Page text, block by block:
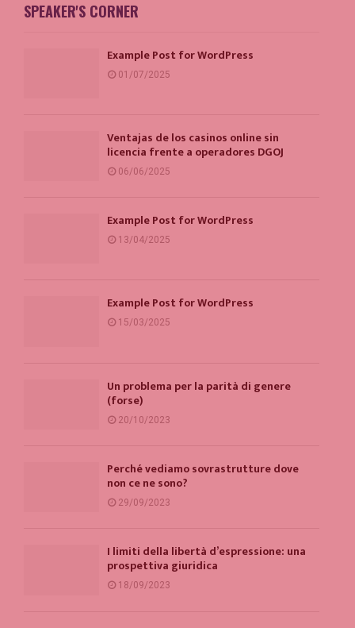
SPEAKER'S CORNER
Example Post for WordPress
01/07/2025
Ventajas de los casinos online sin
licencia frente a operadores DGOJ
06/06/2025
Example Post for WordPress
13/04/2025
Example Post for WordPress
15/03/2025
Un problema per la parità di genere
(forse)
20/10/2023
Perché vediamo sovrastrutture dove
non ce ne sono?
29/09/2023
I limiti della libertà d’espressione: una
prospettiva giuridica
18/09/2023